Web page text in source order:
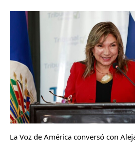
La Voz de América conversó con